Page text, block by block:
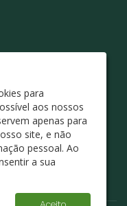
para
aos nossos
apenas para
site, e não
pessoal. Ao
a sua